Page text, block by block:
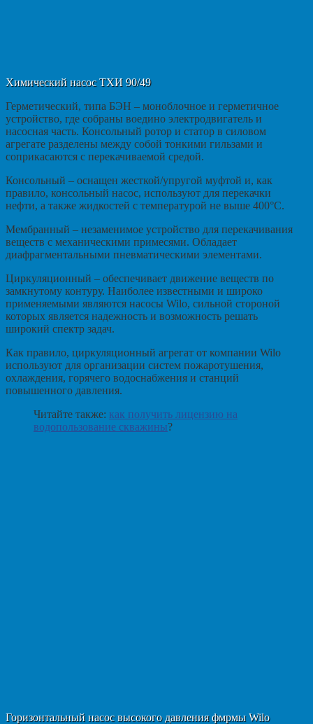
Химический насос ТХИ 90/49
Герметический, типа БЭН – моноблочное и герметичное
устройство, где собраны воедино электродвигатель и
насосная часть. Консольный ротор и статор в силовом
агрегате разделены между собой тонкими гильзами и
соприкасаются с перекачиваемой средой.
Консольный – оснащен жесткой/упругой муфтой и, как
правило, консольный насос, используют для перекачки
нефти, а также жидкостей с температурой не выше 400°С.
Мембранный – незаменимое устройство для перекачивания
веществ с механическими примесями. Обладает
диафрагментальными пневматическими элементами.
Циркуляционный – обеспечивает движение веществ по
замкнутому контуру. Наиболее известными и широко
применяемыми являются насосы Wilo, сильной стороной
которых является надежность и возможность решать
широкий спектр задач.
Как правило, циркуляционный агрегат от компании Wilo
используют для организации систем пожаротушения,
охлаждения, горячего водоснабжения и станций
повышенного давления.
Читайте также: как получить лицензию на
водопользование скважины?
Горизонтальный насос высокого давления фмрмы Wilo